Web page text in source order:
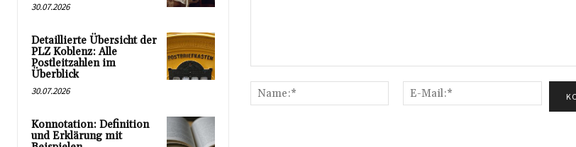
30.07.2026
Detaillierte Übersicht der
PLZ Koblenz: Alle
Postleitzahlen im
Überblick
30.07.2026
Konnotation: Definition
und Erklärung mit
Name:*
Mail:*